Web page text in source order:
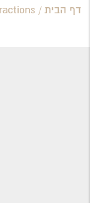
/ Settlement
דף הבית /